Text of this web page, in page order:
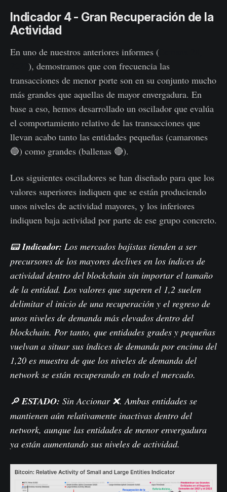
Indicador 4 - Gran Recuperación de la
Actividad
En uno de nuestros anteriores informes (
), demostramos que con frecuencia las
transacciones de menor porte son en su conjunto mucho
más grandes que aquellas de mayor envergadura. En
base a eso, hemos desarrollado un oscilador que evalúa
el comportamiento relativo de las transacciones que
llevan acabo tanto las entidades pequeñas (camarones
🔵) como grandes (ballenas 🔴).
Los siguientes osciladores se han diseñado para que los
valores superiores indiquen que se están produciendo
unos niveles de actividad mayores, y los inferiores
indiquen baja actividad por parte de ese grupo concreto.
📟Indicador: Los mercados bajistas tienden a ser
precursores de los mayores declives en los índices de
actividad dentro del blockchain sin importar el tamaño
de la entidad. Los valores que superen el 1,2 suelen
delimitar el inicio de una recuperación y el regreso de
unos niveles de demanda más elevados dentro del
blockchain. Por tanto, que entidades grades y pequeñas
vuelvan a situar sus índices de demanda por encima del
1,20 es muestra de que los niveles de demanda del
network se están recuperando en todo el mercado.
🔎ESTADO: Sin Accionar ❌. Ambas entidades se
mantienen aún relativamente inactivas dentro del
network, aunque las entidades de menor envergadura
ya están aumentando sus niveles de actividad.